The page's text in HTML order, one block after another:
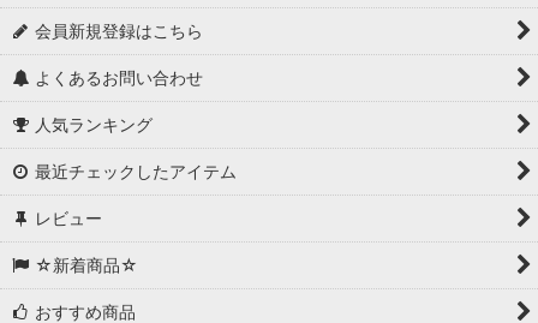
会員新規登録はこちら
よくあるお問い合わせ
人気ランキング
最近チェックしたアイテム
レビュー
☆新着商品☆
おすすめ商品